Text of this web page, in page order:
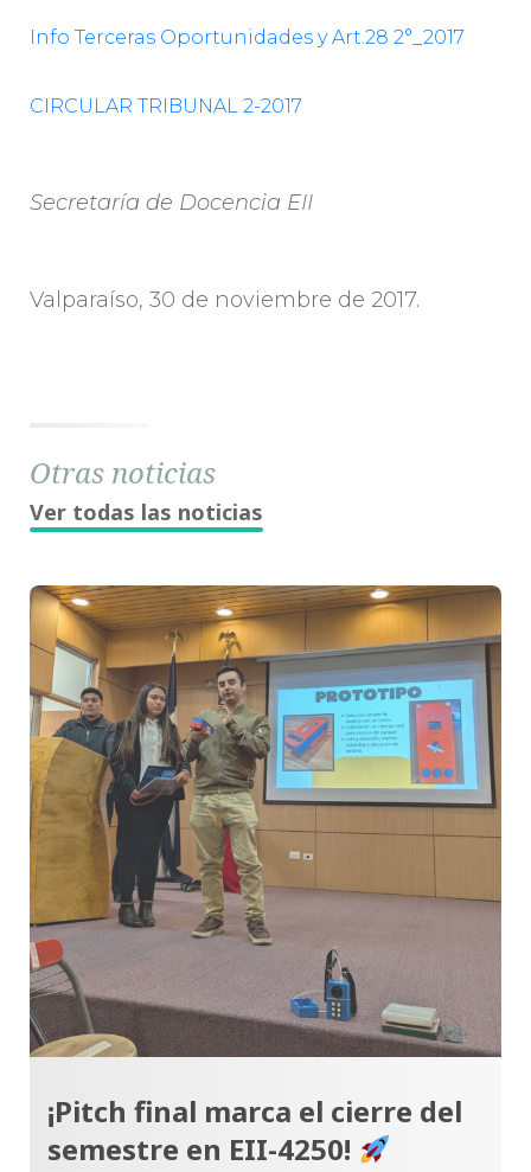
Info Terceras Oportunidades y Art.28 2°_2017
CIRCULAR TRIBUNAL 2-2017
Secretaría de Docencia EII
Valparaíso, 30 de noviembre de 2017.
Otras noticias
Ver todas las noticias
¡Pitch final marca el cierre del
semestre en EII-4250!